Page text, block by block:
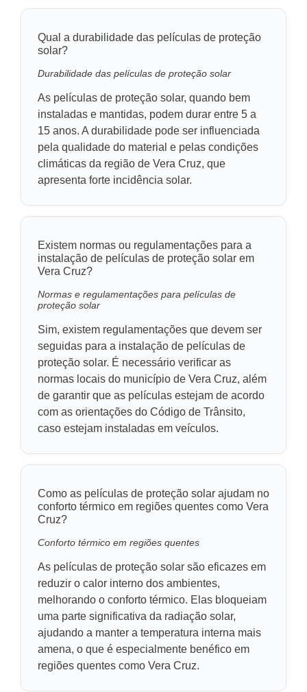
Qual a durabilidade das películas de proteção
solar?
Durabilidade das películas de proteção solar
As películas de proteção solar, quando bem
instaladas e mantidas, podem durar entre 5 a
15 anos. A durabilidade pode ser influenciada
pela qualidade do material e pelas condições
climáticas da região de Vera Cruz, que
apresenta forte incidência solar.
Existem normas ou regulamentações para a
instalação de películas de proteção solar em
Vera Cruz?
Normas e regulamentações para películas de
proteção solar
Sim, existem regulamentações que devem ser
seguidas para a instalação de películas de
proteção solar. É necessário verificar as
normas locais do município de Vera Cruz, além
de garantir que as películas estejam de acordo
com as orientações do Código de Trânsito,
caso estejam instaladas em veículos.
Como as películas de proteção solar ajudam no
conforto térmico em regiões quentes como Vera
Cruz?
Conforto térmico em regiões quentes
As películas de proteção solar são eficazes em
reduzir o calor interno dos ambientes,
melhorando o conforto térmico. Elas bloqueiam
uma parte significativa da radiação solar,
ajudando a manter a temperatura interna mais
amena, o que é especialmente benéfico em
regiões quentes como Vera Cruz.